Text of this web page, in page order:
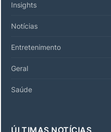
Insights
Notícias
Entretenimento
Geral
Saúde
ÚLTIMAS NOTÍCIAS